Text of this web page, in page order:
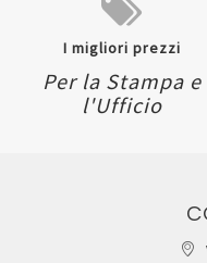
I migliori prezzi
Per la Stampa e
l'Ufficio